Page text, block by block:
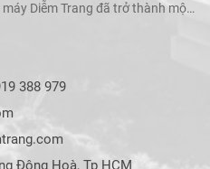
Diễm Trang đã trở thành một
bán xe máy.
388 979
Đông Hoà, Tp HCM